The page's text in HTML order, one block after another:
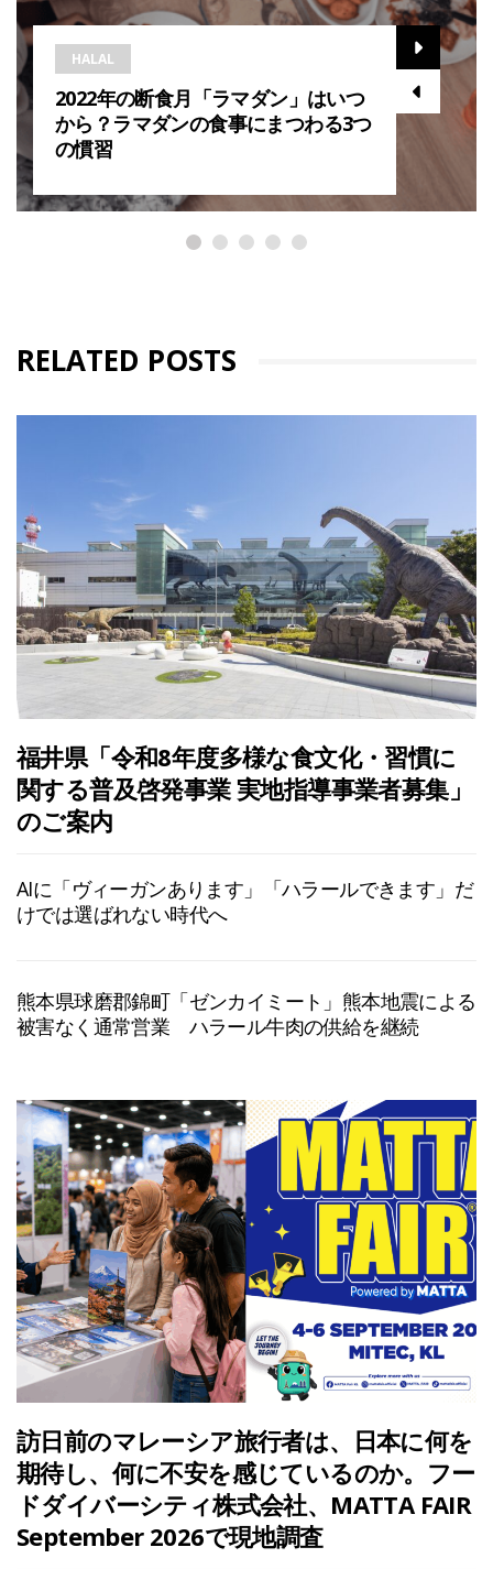
HALAL
2022年の断食月「ラマダン」はいつ
から？ラマダンの食事にまつわる3つ
の慣習
RELATED POSTS
福井県「令和8年度多様な食文化・習慣に
関する普及啓発事業 実地指導事業者募集」
のご案内
AIに「ヴィーガンあります」「ハラールできます」だ
けでは選ばれない時代へ
熊本県球磨郡錦町「ゼンカイミート」熊本地震による
被害なく通常営業 ハラール牛肉の供給を継続
訪日前のマレーシア旅行者は、日本に何を
期待し、何に不安を感じているのか。フー
ドダイバーシティ株式会社、MATTA FAIR
September 2026で現地調査